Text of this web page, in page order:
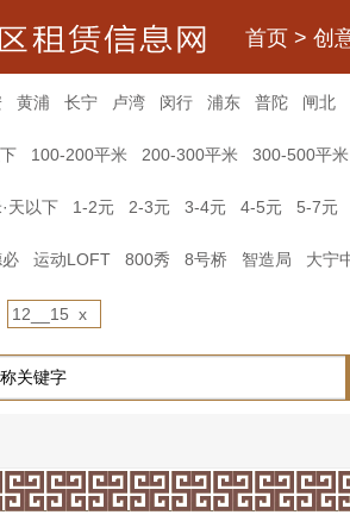
首页 > 创
黄浦 长宁 卢湾 闵行 浦东 普陀 闸北
100-200平米 200-300平米 300-500平米
天以下 1-2元 2-3元 3-4元 4-5元 5-7元
运动LOFT 800秀 8号桥 智造局 大宁
12__15 x